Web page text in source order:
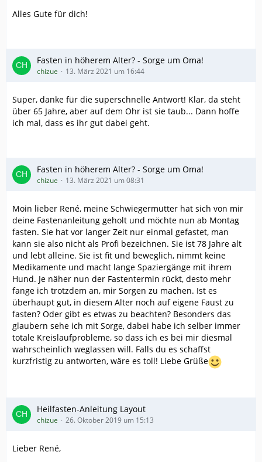
Alles Gute für dich!
Fasten in höherem Alter? - Sorge um Oma!
chizue 13. März 2021 um 16:44
Super, danke für die superschnelle Antwort! Klar, da steht
über 65 Jahre, aber auf dem Ohr ist sie taub... Dann hoffe
ich mal, dass es ihr gut dabei geht.
Fasten in höherem Alter? - Sorge um Oma!
chizue 13. März 2021 um 08:31
Moin lieber René, meine Schwiegermutter hat sich von mir
deine Fastenanleitung geholt und möchte nun ab Montag
fasten. Sie hat vor langer Zeit nur einmal gefastet, man
kann sie also nicht als Profi bezeichnen. Sie ist 78 Jahre alt
und lebt alleine. Sie ist fit und beweglich, nimmt keine
Medikamente und macht lange Spaziergänge mit ihrem
Hund. Je näher nun der Fastentermin rückt, desto mehr
fange ich trotzdem an, mir Sorgen zu machen. Ist es
überhaupt gut, in diesem Alter noch auf eigene Faust zu
fasten? Oder gibt es etwas zu beachten? Besonders das
glaubern sehe ich mit Sorge, dabei habe ich selber immer
totale Kreislaufprobleme, so dass ich es bei mir diesmal
wahrscheinlich weglassen will. Falls du es schaffst
kurzfristig zu antworten, wäre es toll! Liebe Grüße
Heilfasten-Anleitung Layout
chizue 26. Oktober 2019 um 15:13
Lieber René,